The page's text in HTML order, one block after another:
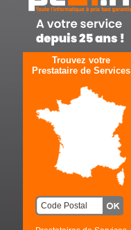
Trouvez votre
Prestataire de Services